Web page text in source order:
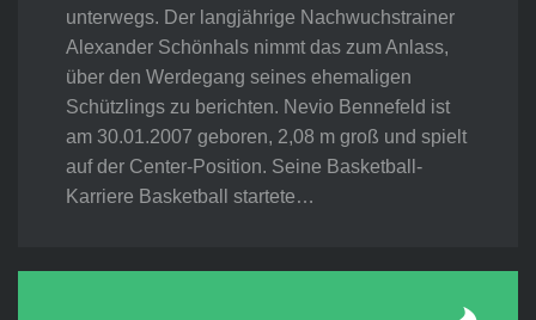
unterwegs. Der langjährige Nachwuchstrainer
Alexander Schönhals nimmt das zum Anlass,
über den Werdegang seines ehemaligen
Schützlings zu berichten. Nevio Bennefeld ist
am 30.01.2007 geboren, 2,08 m groß und spielt
auf der Center-Position. Seine Basketball-
Karriere Basketball startete…